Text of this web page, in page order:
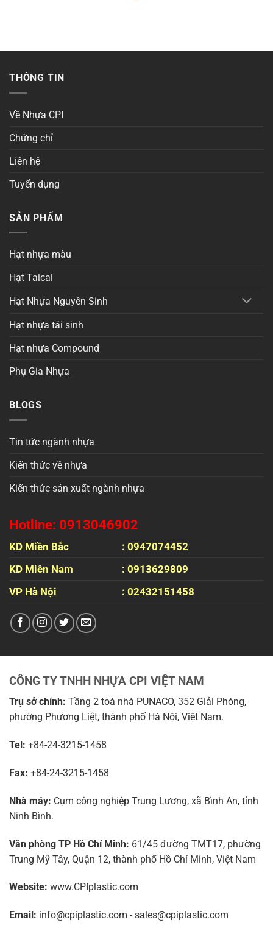
THÔNG TIN
Về Nhựa CPI
Chứng chỉ
Liên hệ
Tuyển dụng
SẢN PHẨM
Hạt nhựa màu
Hạt Taical
Hạt Nhựa Nguyên Sinh
Hạt nhựa tái sinh
Hạt nhựa Compound
Phụ Gia Nhựa
BLOGS
Tin tức ngành nhựa
Kiến thức về nhựa
Kiến thức sản xuất ngành nhựa
Hotline: 0913046902
KD Miền Bắc
: 0947074452
KD Miên Nam
: 0913629809
VP Hà Nội
: 02432151458
CÔNG TY TNHH NHỰA CPI VIỆT NAM
Trụ sở chính: Tầng 2 toà nhà PUNACO, 352 Giải Phóng,
phường Phương Liệt, thành phố Hà Nội, Việt Nam.
Tel: +84-24-3215-1458
Fax: +84-24-3215-1458
Nhà máy: Cụm công nghiệp Trung Lương, xã Bình An, tỉnh
Ninh Bình.
Văn phòng TP Hồ Chí Minh: 61/45 đường TMT17, phường
Trung Mỹ Tây, Quận 12, thành phố Hồ Chí Minh, Việt Nam
Website: www.CPIplastic.com
Email: info@cpiplastic.com - sales@cpiplastic.com